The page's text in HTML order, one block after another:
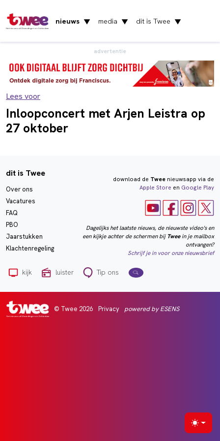
Het nieuws uit Vlaardingen en Schiedam
nieuws ▼ media ▼ dit is Twee ▼
advertentie
Lees voor
Inloopconcert met Arjen Leistra op
27 oktober
dit is Twee
Over ons
Vacatures
FAQ
PBO
Jaarstukken
Klachtenregeling
download de Tweenieuwsapp via de
Apple Store en Google Play
Dagelijks het laatste nieuws, de nieuwste video's en
een kijkje achter de schermen bij Tweein je mailbox
ontvangen?
Schrijf je in voor onze nieuwsbrief
kijk luister Tip ons
Het nieuws uit Vlaardingen en Schiedam
© Twee 2026 Privacy powered by ESENS